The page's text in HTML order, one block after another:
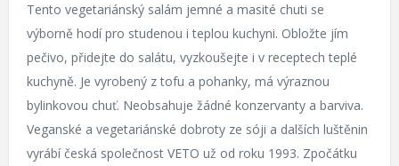
Tento vegetariánský salám jemné a masité chuti se
výborně hodí pro studenou i teplou kuchyni. Obložte jím
pečivo, přidejte do salátu, vyzkoušejte i v receptech teplé
kuchyně. Je vyrobený z tofu a pohanky, má výraznou
bylinkovou chuť. Neobsahuje žádné konzervanty a barviva.
Veganské a vegetariánské dobroty ze sóji a dalších luštěnin
vyrábí česká společnost VETO už od roku 1993. Zpočátku